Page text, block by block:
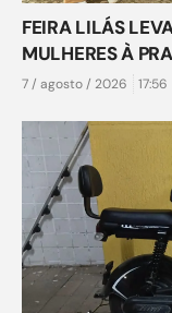
FEIRA LILÁS
MULHERES À
7 / agosto / 2026 17:56